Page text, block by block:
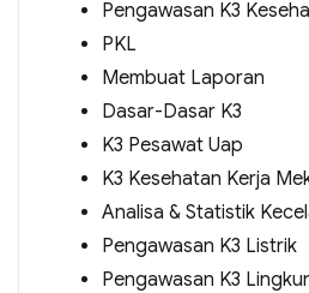
Pengawasan K3
PKL
Membuat Laporan
Dasar-Dasar K3
K3 Pesawat Uap
K3 Kesehatan Kerja
Analisa & Statistik
Pengawasan K3 Listrik
Pengawasan K3